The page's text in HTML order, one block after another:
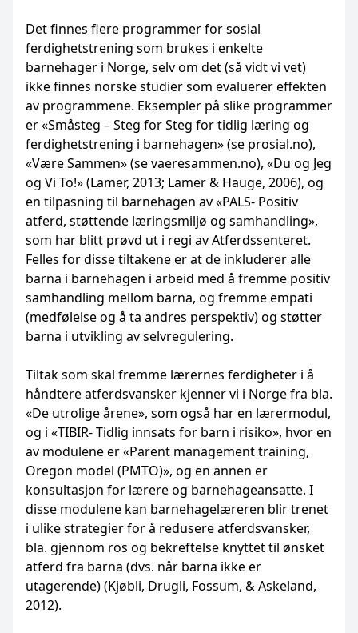
Det finnes flere programmer for sosial
ferdighetstrening som brukes i enkelte
barnehager i Norge, selv om det (så vidt vi vet)
ikke finnes norske studier som evaluerer effekten
av programmene. Eksempler på slike programmer
er «Småsteg – Steg for Steg for tidlig læring og
ferdighetstrening i barnehagen» (se prosial.no),
«Være Sammen» (se vaeresammen.no), «Du og Jeg
og Vi To!» (Lamer, 2013; Lamer & Hauge, 2006), og
en tilpasning til barnehagen av «PALS- Positiv
atferd, støttende læringsmiljø og samhandling»,
som har blitt prøvd ut i regi av Atferdssenteret.
Felles for disse tiltakene er at de inkluderer alle
barna i barnehagen i arbeid med å fremme positiv
samhandling mellom barna, og fremme empati
(medfølelse og å ta andres perspektiv) og støtter
barna i utvikling av selvregulering.
Tiltak som skal fremme lærernes ferdigheter i å
håndtere atferdsvansker kjenner vi i Norge fra bla.
«De utrolige årene», som også har en lærermodul,
og i «TIBIR- Tidlig innsats for barn i risiko», hvor en
av modulene er «Parent management training,
Oregon model (PMTO)», og en annen er
konsultasjon for lærere og barnehageansatte. I
disse modulene kan barnehagelæreren blir trenet
i ulike strategier for å redusere atferdsvansker,
bla. gjennom ros og bekreftelse knyttet til ønsket
atferd fra barna (dvs. når barna ikke er
utagerende) (Kjøbli, Drugli, Fossum, & Askeland,
2012).